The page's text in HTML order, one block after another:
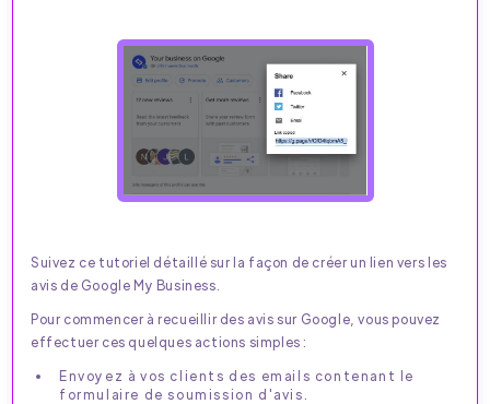
Suivez ce tutoriel détaillé sur la façon de créer un lien vers les
avis de Google My Business.
Pour commencer à recueillir des avis sur Google, vous pouvez
effectuer ces quelques actions simples :
Envoyez à vos clients des emails contenant le
formulaire de soumission d'avis.